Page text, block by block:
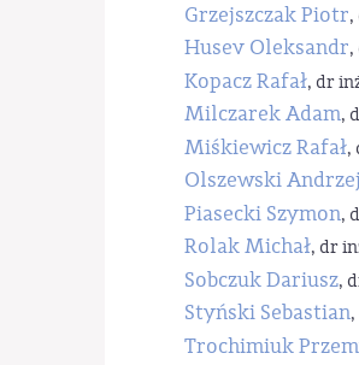
Grzejszczak Piotr,
Husev Oleksandr,
Kopacz Rafał, dr
Milczarek Adam,
Miśkiewicz Rafał,
Olszewski Andrzej
Piasecki Szymon,
Rolak Michał, dr
Sobczuk Dariusz,
Styński Sebastian,
Trochimiuk